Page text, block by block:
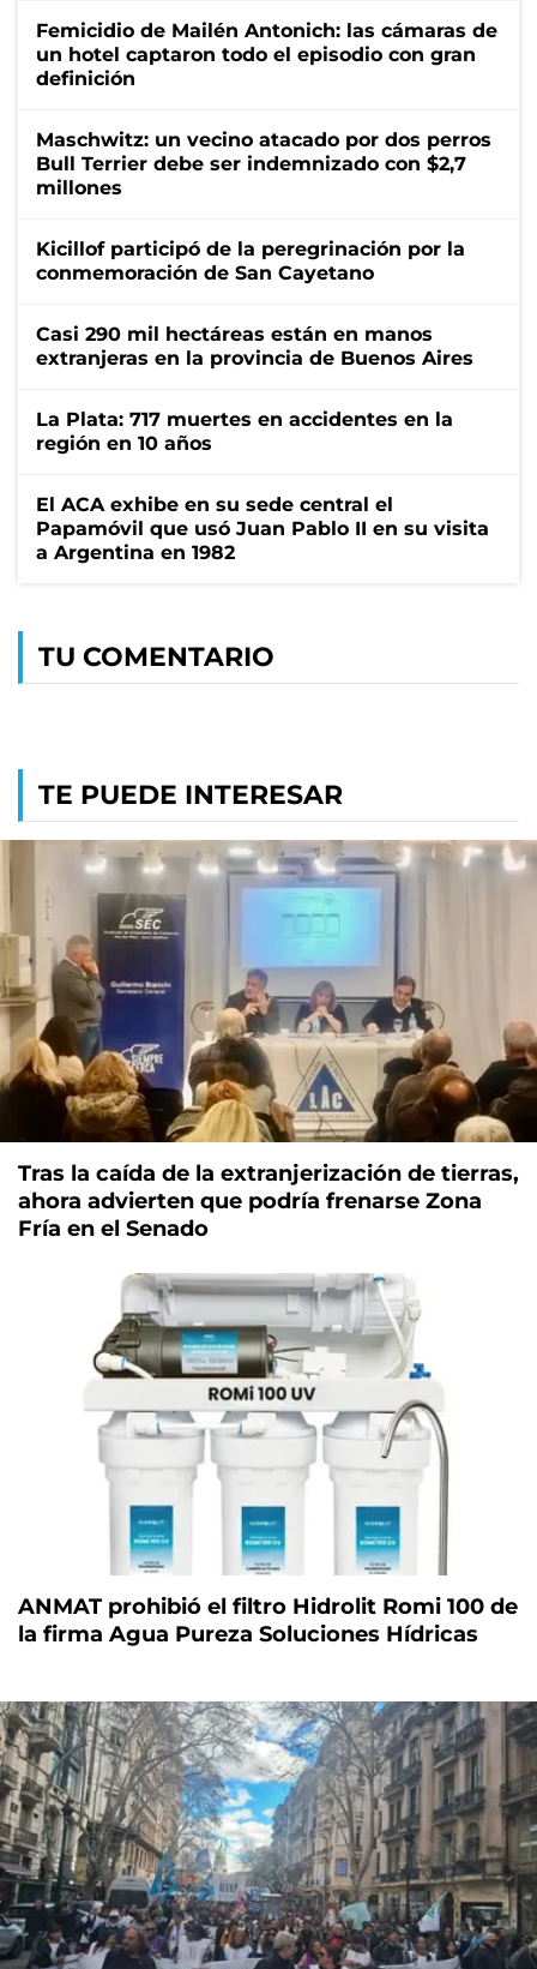
Femicidio de Mailén Antonich: las cámaras de
un hotel captaron todo el episodio con gran
definición
Maschwitz: un vecino atacado por dos perros
Bull Terrier debe ser indemnizado con $2,7
millones
Kicillof participó de la peregrinación por la
conmemoración de San Cayetano
Casi 290 mil hectáreas están en manos
extranjeras en la provincia de Buenos Aires
La Plata: 717 muertes en accidentes en la
región en 10 años
El ACA exhibe en su sede central el
Papamóvil que usó Juan Pablo II en su visita
a Argentina en 1982
TU COMENTARIO
TE PUEDE INTERESAR
Tras la caída de la extranjerización de tierras,
ahora advierten que podría frenarse Zona
Fría en el Senado
ANMAT prohibió el filtro Hidrolit Romi 100 de
la firma Agua Pureza Soluciones Hídricas